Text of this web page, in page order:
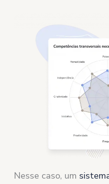
Nesse caso, um